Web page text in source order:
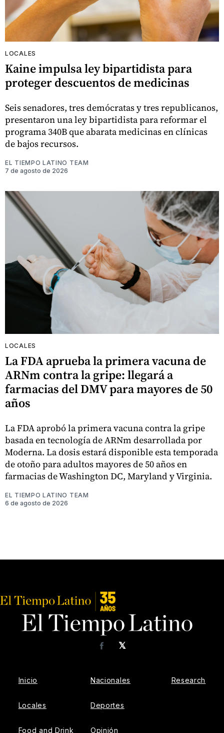
LOCALES
Kaine impulsa ley bipartidista para
proteger descuentos de medicinas
Seis senadores, tres demócratas y tres republicanos,
presentaron una ley bipartidista para reformar el
programa 340B que abarata medicinas en clínicas
de bajos recursos.
EL TIEMPO LATINO TEAM
7 de agosto de 2026
LOCALES
La FDA aprueba la primera vacuna de
ARNm contra la gripe: llegará a
farmacias del DMV para mayores de 50
años
La FDA aprobó la primera vacuna contra la gripe
basada en tecnología de ARNm desarrollada por
Moderna. La dosis estará disponible esta temporada
de otoño para adultos mayores de 50 años en
farmacias de Washington DC, Maryland y Virginia.
EL TIEMPO LATINO TEAM
6 de agosto de 2026
𝕏
Facebook
Inicio
Locales
Food and Drink
Nacionales
Deportes
Opinión
Research